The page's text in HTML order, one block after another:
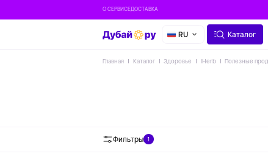
О СЕРВИСЕДОСТАВКА
RU Каталог
Главная Каталог Здоровье IHerb Полезные
Фильтры 1